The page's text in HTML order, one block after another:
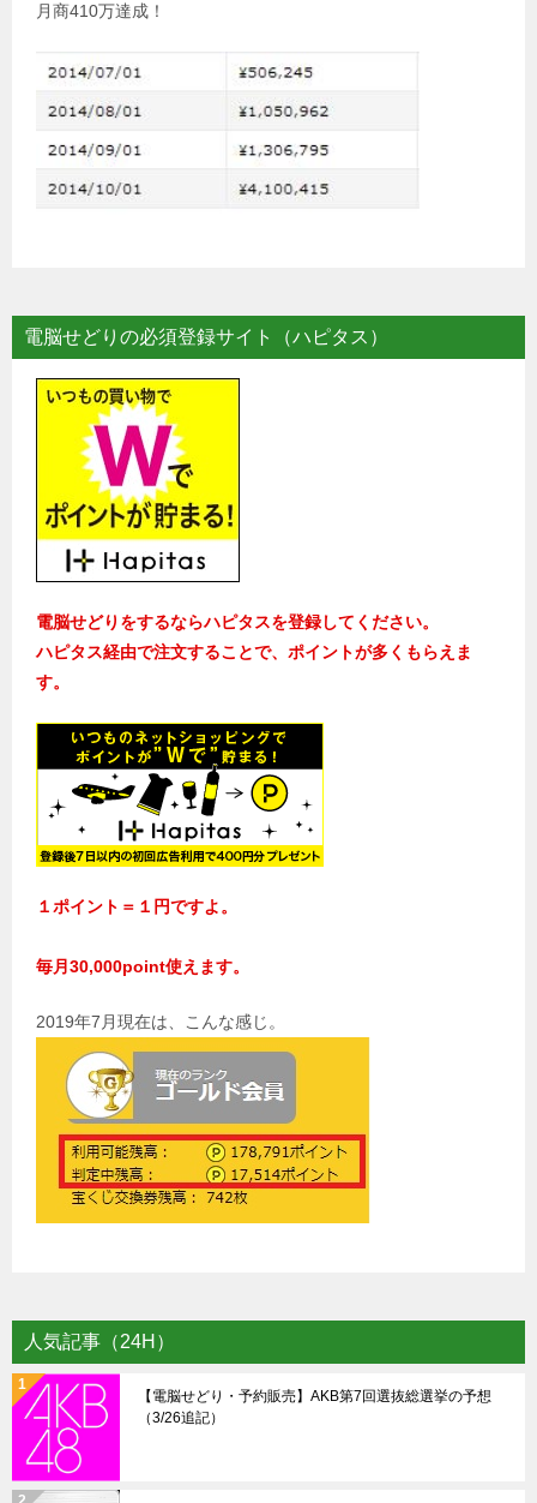
月商410万達成！
電脳せどりの必須登録サイト（ハピタス）
電脳せどりをするならハピタスを登録してください。
ハピタス経由で注文することで、ポイントが多くもらえま
す。
１ポイント＝１円ですよ。
毎月30,000point使えます。
2019年7月現在は、こんな感じ。
人気記事（24H）
【電脳せどり・予約販売】AKB第7回選抜総選挙の予想
（3/26追記）